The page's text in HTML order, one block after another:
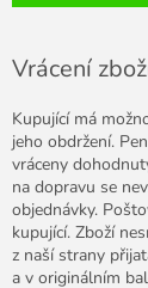
Vrácení
Kupující má
jeho obdržení.
vráceny
na dopravu se
objednávky.
kupující. Zboží
z naší strany
a v originálním